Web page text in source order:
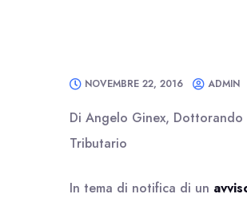
NOVEMBRE 22, 2016 ADMIN
Di Angelo Ginex,
Tributario
In tema di notifica di un